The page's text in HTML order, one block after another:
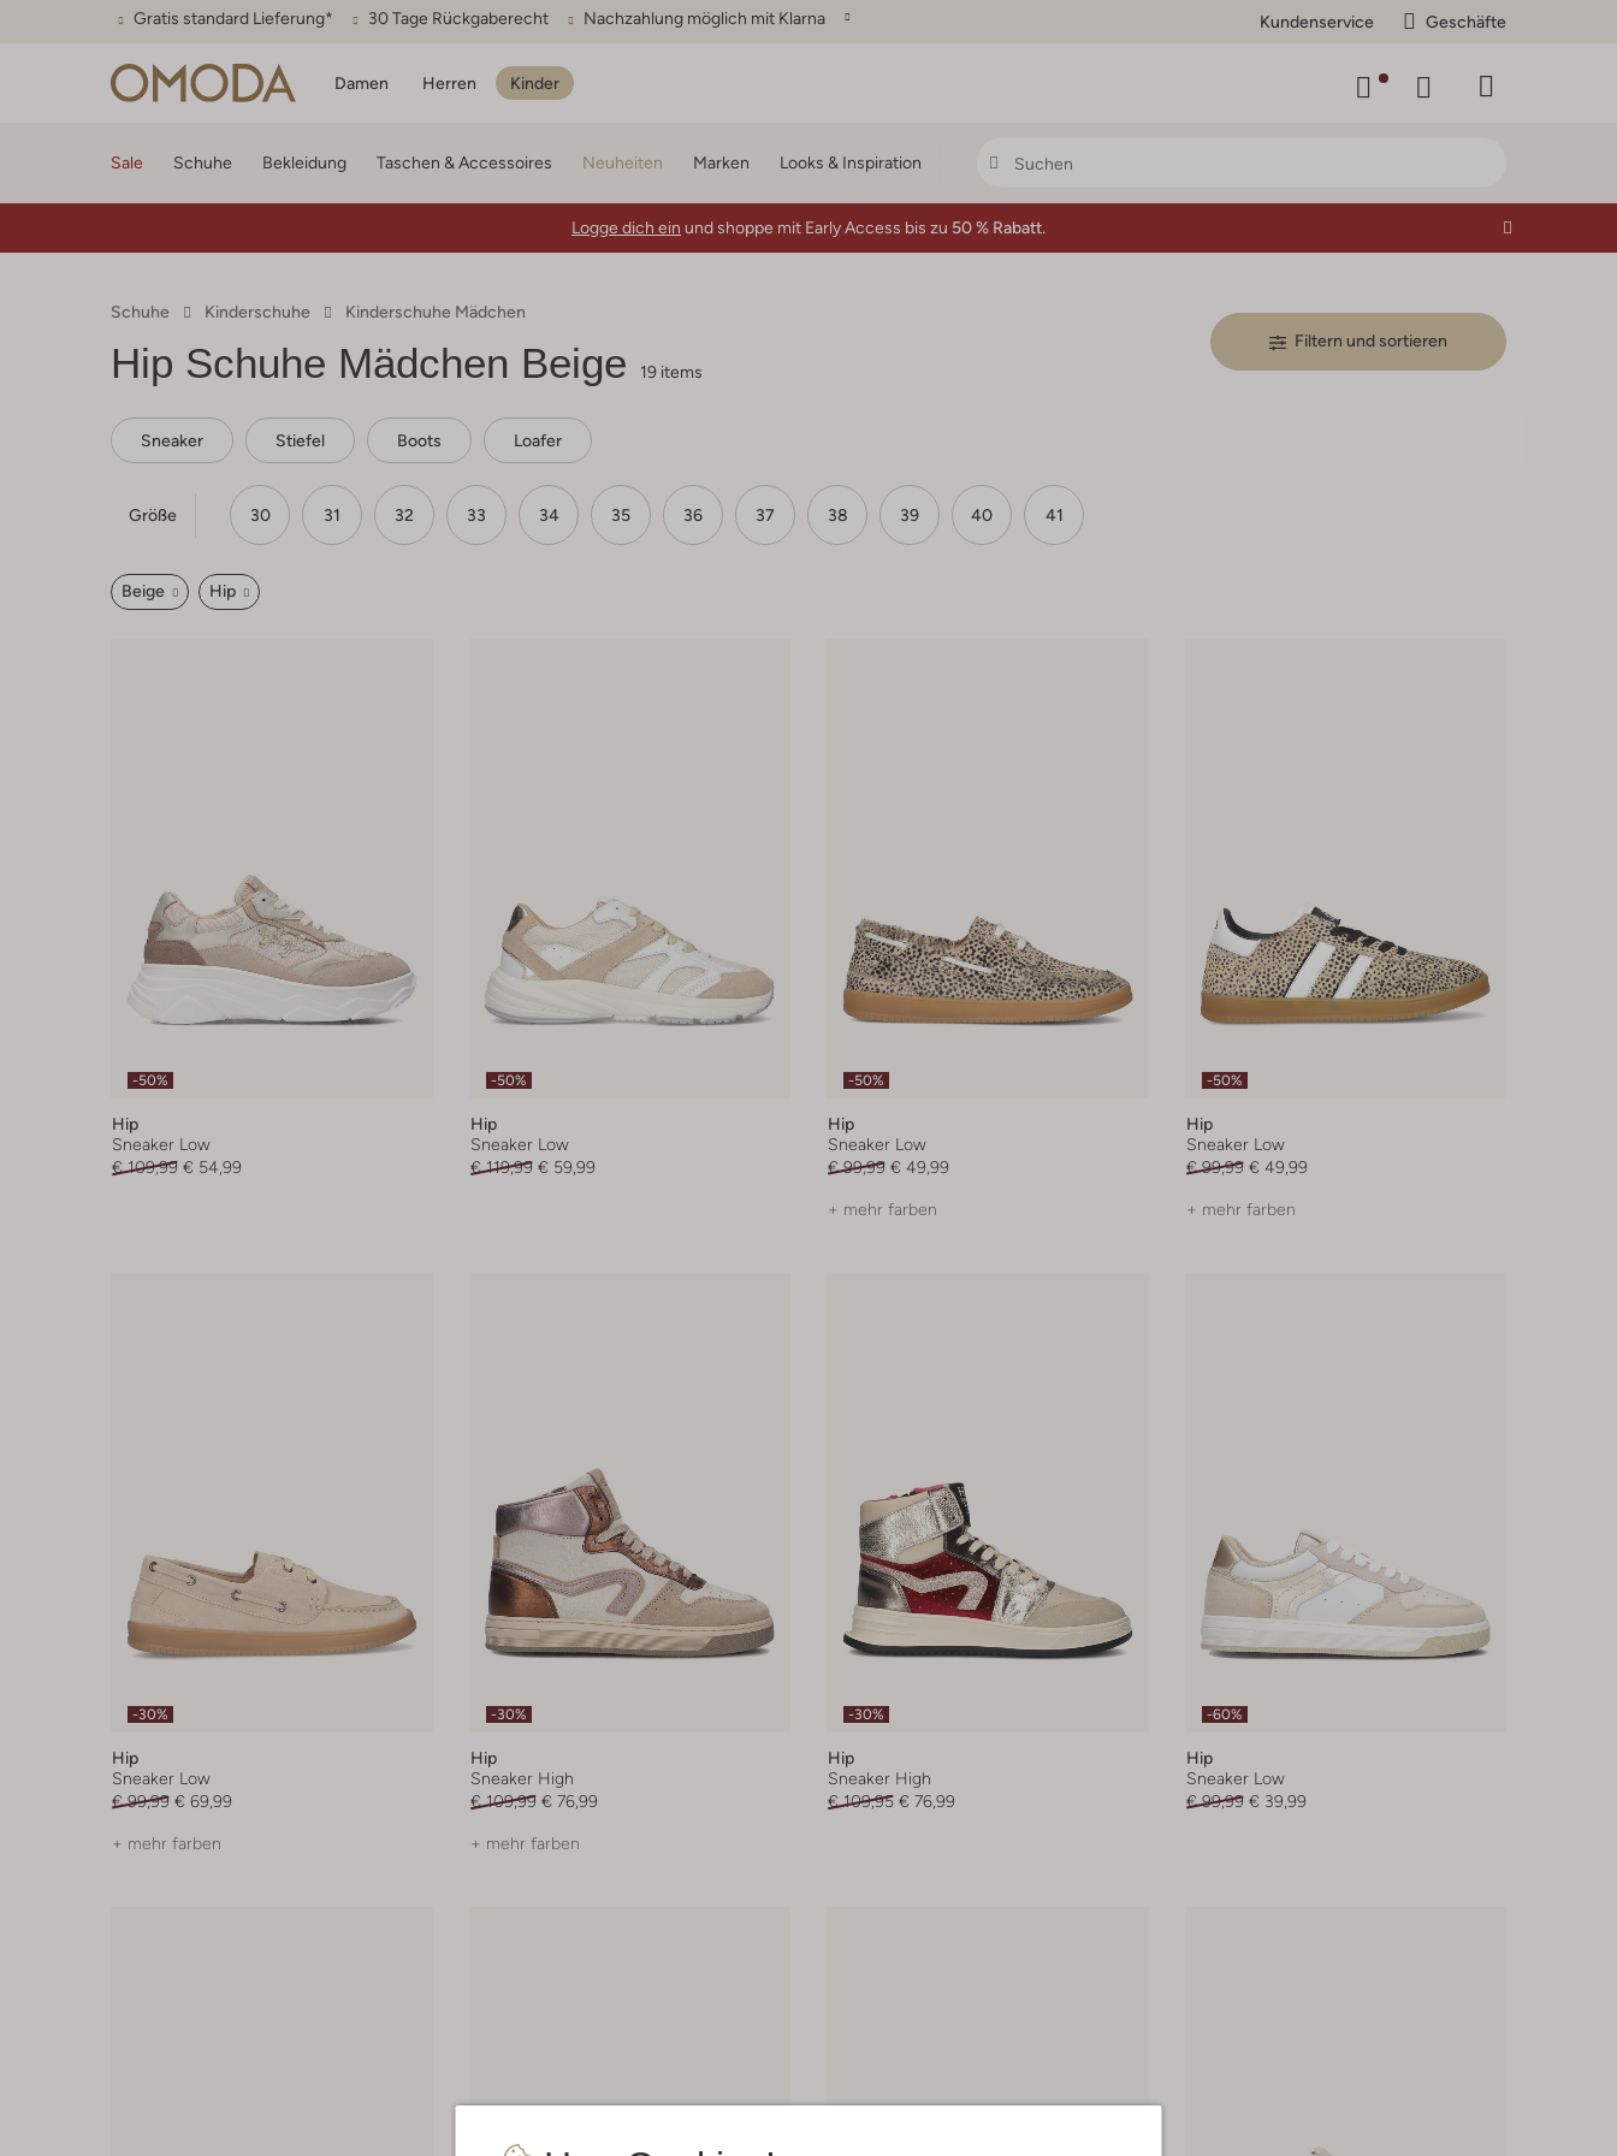
Gratis standard Lieferung* 30 Tage Rückgaberecht Nachzahlung möglich mit Klarna Kundenservice Geschäfte
Damen Herren Kinder
Sale Schuhe Bekleidung Taschen & Accessoires Neuheiten Marken Looks & Inspiration
Logge dich ein und shoppe mit Early Access bis zu 50 % Rabatt.
Schuhe Kinderschuhe Kinderschuhe Mädchen
Hip Schuhe Mädchen Beige 19 items
Filtern und sortieren
Sneaker Stiefel Boots Loafer
Größe 30 31 32 33 34 35 36 37 38 39 40 41
Beige Hip
-50%
Hip
Sneaker Low
€ 109,99 € 54,99
-50%
Hip
Sneaker Low
€ 119,99 € 59,99
-50%
Hip
Sneaker Low
€ 99,99 € 49,99
+ mehr farben
-50%
Hip
Sneaker Low
€ 99,99 € 49,99
+ mehr farben
-30%
Hip
Sneaker Low
€ 99,99 € 69,99
+ mehr farben
-30%
Hip
Sneaker High
€ 109,99 € 76,99
+ mehr farben
-30%
Hip
Sneaker High
€ 109,95 € 76,99
-60%
Hip
Sneaker Low
€ 99,99 € 39,99